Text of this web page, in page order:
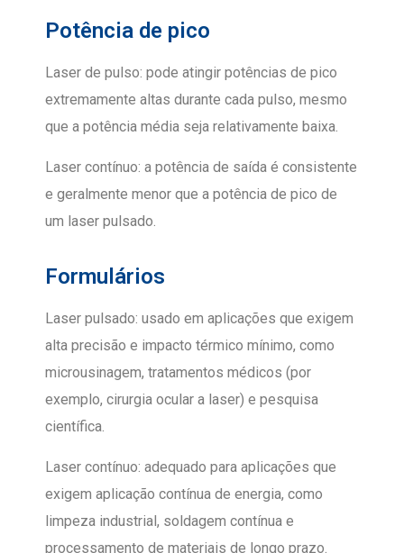
Potência de pico
Laser de pulso: pode atingir potências de pico
extremamente altas durante cada pulso, mesmo
que a potência média seja relativamente baixa.
Laser contínuo: a potência de saída é consistente
e geralmente menor que a potência de pico de
um laser pulsado.
Formulários
Laser pulsado: usado em aplicações que exigem
alta precisão e impacto térmico mínimo, como
microusinagem, tratamentos médicos (por
exemplo, cirurgia ocular a laser) e pesquisa
científica.
Laser contínuo: adequado para aplicações que
exigem aplicação contínua de energia, como
limpeza industrial, soldagem contínua e
processamento de materiais de longo prazo.